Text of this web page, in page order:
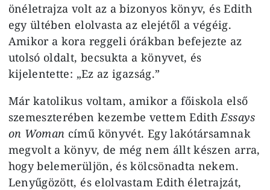
önéletrajza volt az a bizonyos könyv, és Edith
egy ültében elolvasta az elejétől a végéig.
Amikor a kora reggeli órákban befejezte az
utolsó oldalt, becsukta a könyvet, és
kijelentette: „Ez az igazság.”
Már katolikus voltam, amikor a főiskola első
szemeszterében kezembe vettem Edith Essays
on Woman című könyvét. Egy lakótársamnak
megvolt a könyv, de még nem állt készen arra,
hogy belemerüljön, és kölcsönadta nekem.
Lenyűgözött, és elolvastam Edith életrajzát,